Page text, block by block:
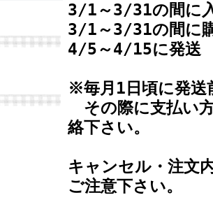
3/1～3/31の間に
3/1～3/31の間に
4/5～4/15に発送
※毎月1日頃に発送
その際に支払い
絡下さい。
キャンセル・注文
ご注意下さい。